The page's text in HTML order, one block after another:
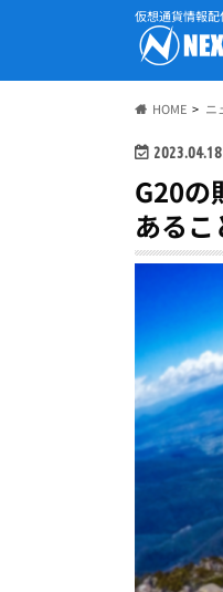
仮想通貨情報
HOME ニ
2023.04.18
G20の
ある